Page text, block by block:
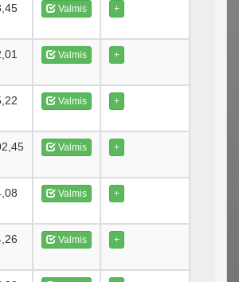
Valmis +
Valmis +
Valmis +
Valmis +
Valmis +
Valmis +